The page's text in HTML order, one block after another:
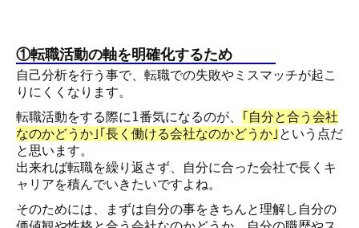
①転職活動の軸を明確化するため
自己分析を行う事で、転職での失敗やミスマッチが起こ
りにくくなります。
転職活動をする際に1番気になるのが、
｢自分と合う会社
なのかどうか｣｢長く働ける会社なのかどうか｣ という点だ
と思います。
出来れば転職を繰り返さず、自分に合った会社で長くキ
ャリアを積んでいきたいですよね。
そのためには、まずは自分の事をきちんと理解し自分の